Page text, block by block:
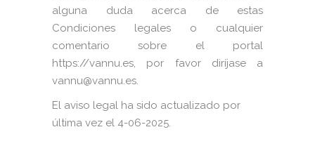
alguna duda acerca de estas
Condiciones legales o cualquier
comentario sobre el portal
https://vannu.es, por favor diríjase a
vannu@vannu.es.
El aviso legal ha sido actualizado por
última vez el 4-06-2025.